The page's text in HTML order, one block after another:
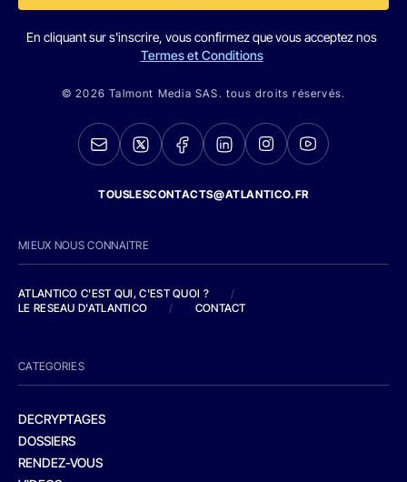
En cliquant sur s'inscrire, vous confirmez que vous acceptez nos
Termes et Conditions
© 2026 Talmont Media SAS. tous droits réservés.
TOUSLESCONTACTS@ATLANTICO.FR
MIEUX NOUS CONNAITRE
ATLANTICO C'EST QUI, C'EST QUOI ?
/
LE RESEAU D'ATLANTICO
/ CONTACT
CATEGORIES
DECRYPTAGES
DOSSIERS
RENDEZ-VOUS